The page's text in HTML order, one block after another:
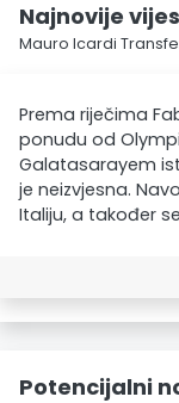
Najnovije
Mauro Icardi
Prema riječima
ponudu od
Galatasarayem
je neizvjesna.
Italiju, a također
Potencijalni